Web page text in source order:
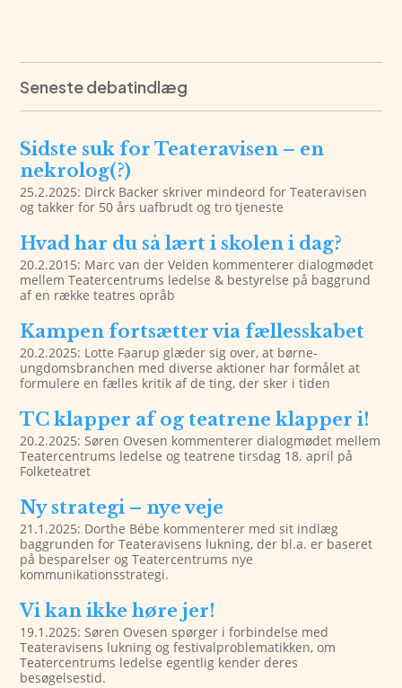
Seneste debatindlæg
Sidste suk for Teateravisen – en
nekrolog(?)
25.2.2025: Dirck Backer skriver mindeord for Teateravisen
og takker for 50 års uafbrudt og tro tjeneste
Hvad har du så lært i skolen i dag?
20.2.2015: Marc van der Velden kommenterer dialogmødet
mellem Teatercentrums ledelse & bestyrelse på baggrund
af en række teatres opråb
Kampen fortsætter via fællesskabet
20.2.2025: Lotte Faarup glæder sig over, at børne-
ungdomsbranchen med diverse aktioner har formålet at
formulere en fælles kritik af de ting, der sker i tiden
TC klapper af og teatrene klapper i!
20.2.2025: Søren Ovesen kommenterer dialogmødet mellem
Teatercentrums ledelse og teatrene tirsdag 18. april på
Folketeatret
Ny strategi – nye veje
21.1.2025: Dorthe Bébe kommenterer med sit indlæg
baggrunden for Teateravisens lukning, der bl.a. er baseret
på besparelser og Teatercentrums nye
kommunikationsstrategi.
Vi kan ikke høre jer!
19.1.2025: Søren Ovesen spørger i forbindelse med
Teateravisens lukning og festivalproblematikken, om
Teatercentrums ledelse egentlig kender deres
besøgelsestid.